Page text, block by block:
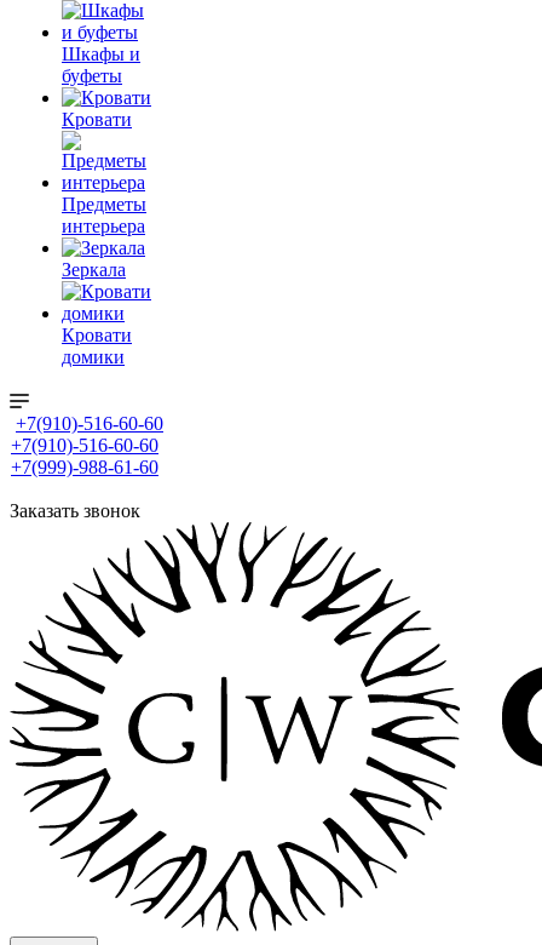
Шкафы и
буфеты
Кровати
Предметы
интерьера
Зеркала
Кровати
домики
+7(910)-516-60-60
+7(910)-516-60-60
+7(999)-988-61-60
Заказать звонок